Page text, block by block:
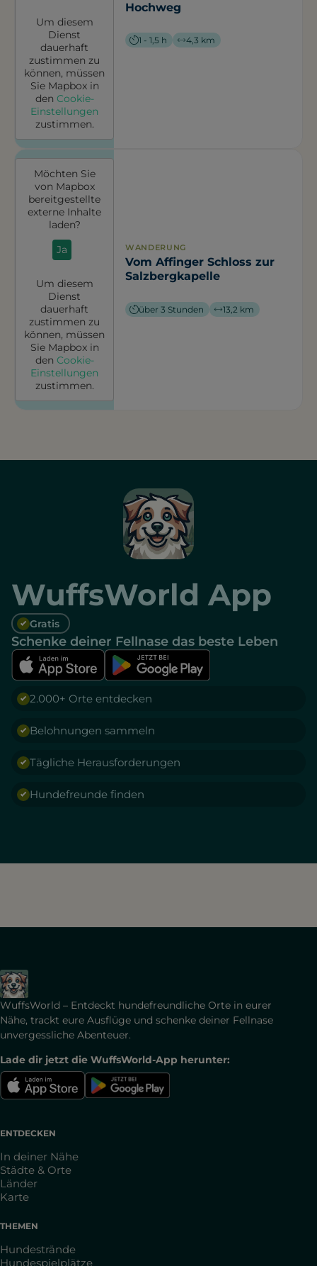
Um diesem
Dienst
dauerhaft
zustimmen zu
können, müssen
Sie Mapboxin
den Cookie-
Einstellungen
zustimmen.
Hochweg
1 - 1,5 h 4,3 km
Möchten Sie
von Mapbox
bereitgestellte
externe Inhalte
laden?
Ja
Um diesem
Dienst
dauerhaft
zustimmen zu
können, müssen
Sie Mapboxin
den Cookie-
Einstellungen
zustimmen.
WANDERUNG
Vom Affinger Schloss zur
Salzbergkapelle
über 3 Stunden 13,2 km
WuffsWorld App
Gratis
Schenke deiner Fellnase das beste Leben
2.000+ Orte entdecken
Belohnungen sammeln
Tägliche Herausforderungen
Hundefreunde finden
WuffsWorld – Entdeckt hundefreundliche Orte in eurer
Nähe, trackt eure Ausflüge und schenke deiner Fellnase
unvergessliche Abenteuer.
Lade dir jetzt die WuffsWorld-App herunter:
ENTDECKEN
In deiner Nähe
Städte & Orte
Länder
Karte
THEMEN
Hundestrände
Hundespielplätze